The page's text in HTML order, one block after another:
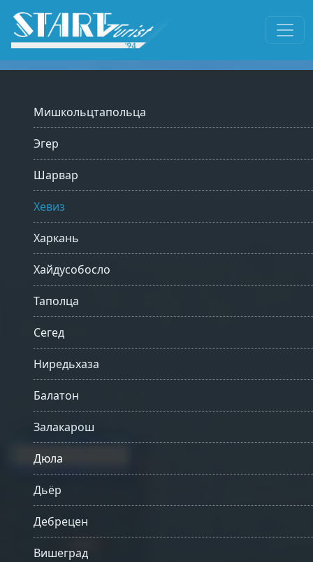
Мишкольцтапольца
Эгер
Шарвар
Хевиз
Харкань
Хайдусобосло
Таполца
Сегед
Ниредьхаза
Балатон
Залакарош
Дюла
Дьёр
Дебрецен
Вишеград